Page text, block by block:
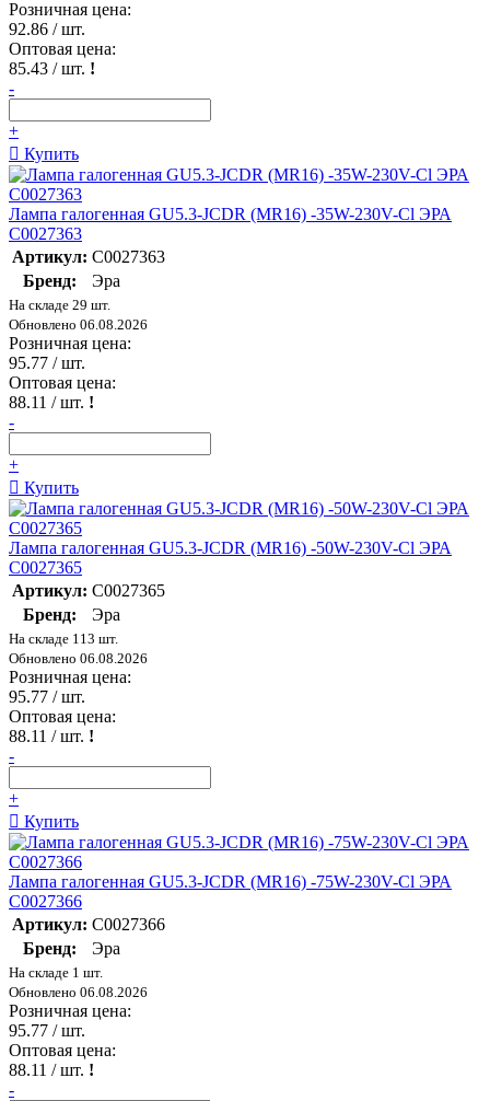
Розничная цена:
92.86 / шт.
Оптовая цена:
85.43 / шт. !
-
+
Купить
Лампа галогенная GU5.3-JCDR (MR16) -35W-230V-Cl ЭРА
C0027363
Артикул: C0027363
Бренд:
Эра
На складе 29 шт.
Обновлено 06.08.2026
Розничная цена:
95.77 / шт.
Оптовая цена:
88.11 / шт. !
-
+
Купить
Лампа галогенная GU5.3-JCDR (MR16) -50W-230V-Cl ЭРА
C0027365
Артикул: C0027365
Бренд:
Эра
На складе 113 шт.
Обновлено 06.08.2026
Розничная цена:
95.77 / шт.
Оптовая цена:
88.11 / шт. !
-
+
Купить
Лампа галогенная GU5.3-JCDR (MR16) -75W-230V-Cl ЭРА
C0027366
Артикул: C0027366
Бренд:
Эра
На складе 1 шт.
Обновлено 06.08.2026
Розничная цена:
95.77 / шт.
Оптовая цена:
88.11 / шт. !
-